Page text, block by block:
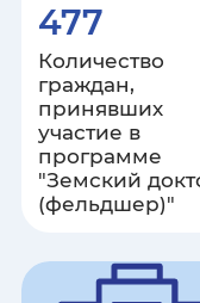
Липецкая
Луганская
477
Количество
граждан,
принявших
участие в
программе
"Земский
(фельдшер)"